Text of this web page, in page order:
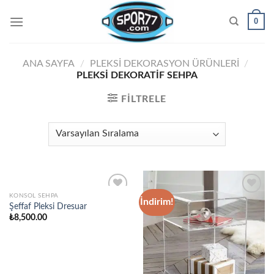
0
ANA SAYFA / PLEKSI DEKORASYON ÜRÜNLERI
/
PLEKSI DEKORATIF SEHPA
FILTRELE
KONSOL SEHPA
Şeffaf Pleksi Dresuar
₺8,500.00
İndirim!
Add to
wishlist